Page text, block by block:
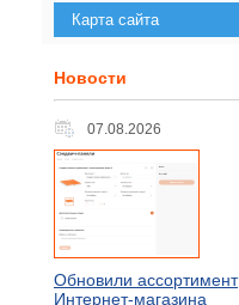
Карта сайта
Новости
07.08.2026
Обновили ассортимент
Интернет-магазина